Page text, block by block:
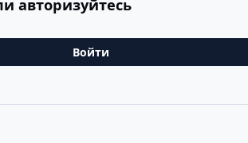
авторизуйтесь
Войти